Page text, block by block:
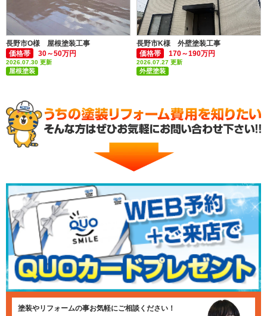
長野市O様 屋根塗装工事
価格帯
30～50万円
2026.07.30 更新
屋根塗装
長野市K様 外壁塗装工事
価格帯
170～190万円
2026.07.27 更新
外壁塗装
塗装やリフォームの事お気軽にご相談ください！